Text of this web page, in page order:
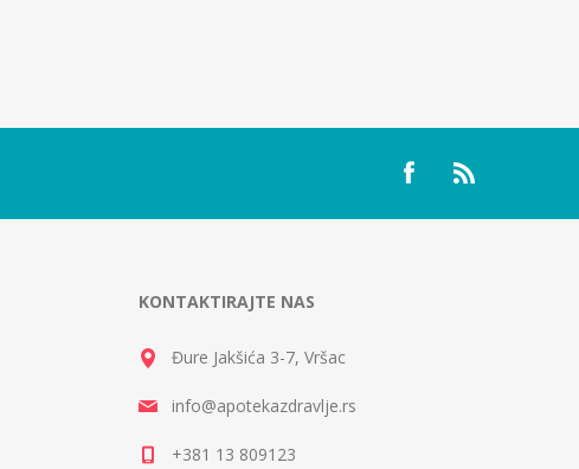
KONTAKTIRAJTE NAS
Đure Jakšića 3-7, Vršac
info@apotekazdravlje.rs
+381 13 809123